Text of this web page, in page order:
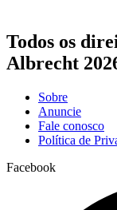
Todos os
Albrecht
Sobre
Anuncie
Fale conosco
Política de
Facebook